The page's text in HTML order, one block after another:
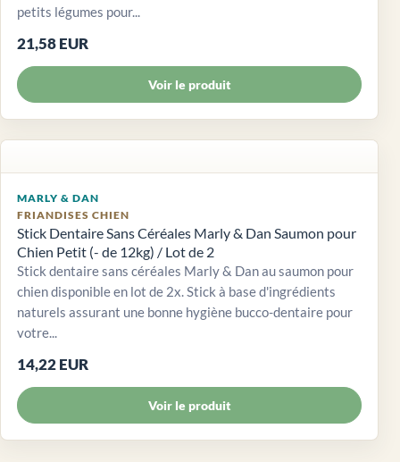
petits légumes pour...
21,58 EUR
Voir le produit
MARLY & DAN
FRIANDISES CHIEN
Stick Dentaire Sans Céréales Marly & Dan Saumon pour
Chien Petit (- de 12kg) / Lot de 2
Stick dentaire sans céréales Marly & Dan au saumon pour
chien disponible en lot de 2x. Stick à base d'ingrédients
naturels assurant une bonne hygiène bucco-dentaire pour
votre...
14,22 EUR
Voir le produit